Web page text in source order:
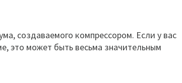
создаваемого компрессором. Если у вас
это может быть весьма значительным